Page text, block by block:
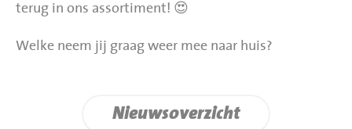
terug in ons assortiment! 😍
Welke neem jij graag weer mee naar huis?
Nieuwsoverzicht